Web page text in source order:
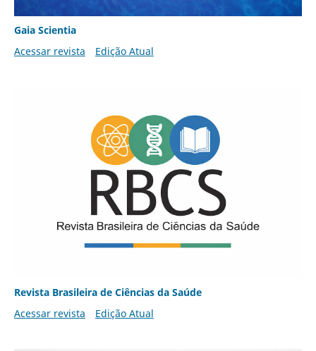
Gaia Scientia
Acessar revista
Edição Atual
Revista Brasileira de Ciências da Saúde
Acessar revista
Edição Atual